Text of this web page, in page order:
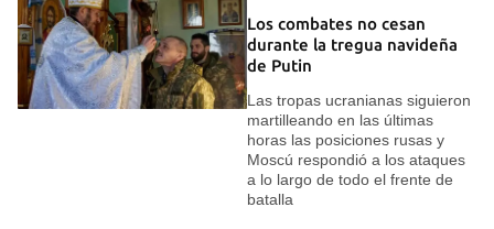
Los combates no cesan
durante la tregua navideña
de Putin
Las tropas ucranianas siguieron
martilleando en las últimas
horas las posiciones rusas y
Moscú respondió a los ataques
a lo largo de todo el frente de
batalla